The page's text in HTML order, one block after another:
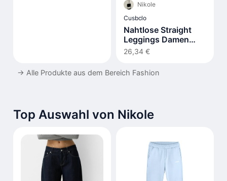
Nikole
Cusbclo
Nahtlose Straight
Leggings Damen
Hohe Taille Flared
26,34 €
→ Alle Produkte aus dem Bereich Fashion
Top Auswahl von Nikole